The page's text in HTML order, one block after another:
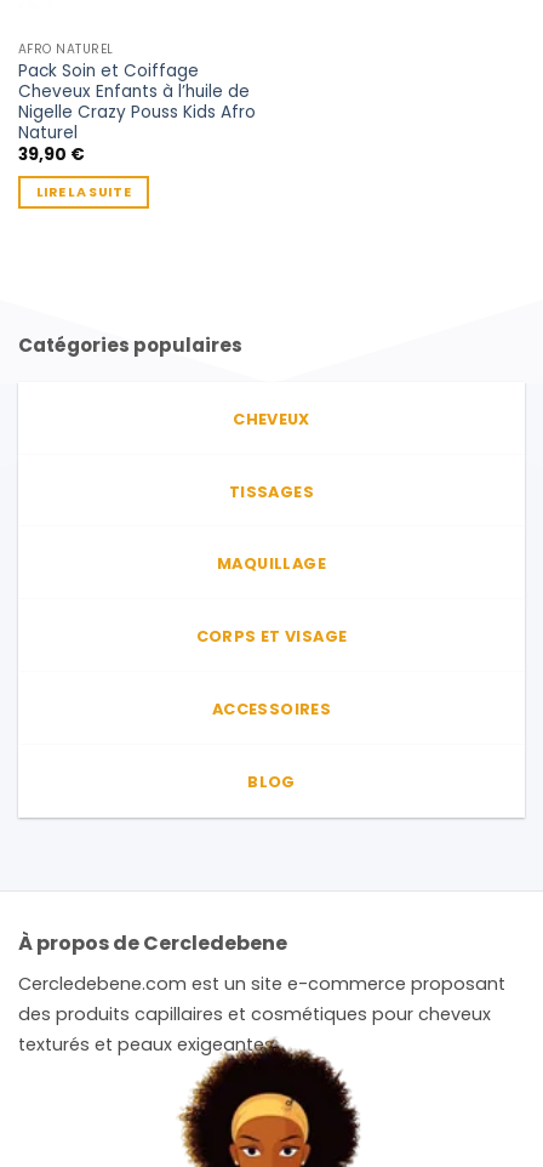
AFRO NATUREL
Pack Soin et Coiffage
Cheveux Enfants à l’huile de
Nigelle Crazy Pouss Kids Afro
Naturel
39,90 €
LIRE LA SUITE
Catégories populaires
CHEVEUX
TISSAGES
MAQUILLAGE
CORPS ET VISAGE
ACCESSOIRES
BLOG
À propos de Cercledebene
Cercledebene.com est un site e-commerce proposant
des produits capillaires et cosmétiques pour cheveux
texturés et peaux exigeantes.